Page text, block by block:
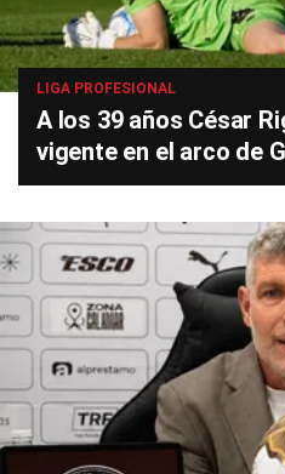
LIGA PROFESIONAL
A los 39 años César
vigente en el arco de